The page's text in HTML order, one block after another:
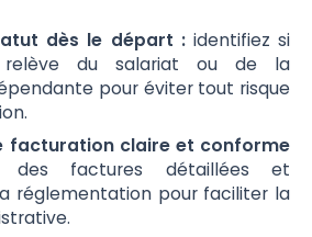
dès le départ :identifiez si
relève du salariat ou de la
pour éviter tout risque
facturation claire et conforme
des factures détaillées et
réglementation pour faciliter la